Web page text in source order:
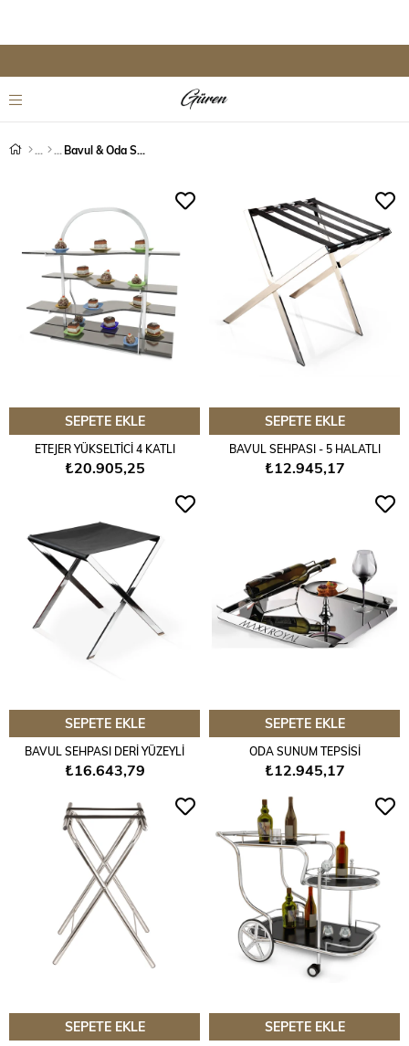
Bavul & Oda Sunum Sehpaları
SEPETE EKLE
ETEJER YÜKSELTİCİ 4 KATLI
₺20.905,25
SEPETE EKLE
BAVUL SEHPASI - 5 HALATLI
₺12.945,17
SEPETE EKLE
BAVUL SEHPASI DERİ YÜZEYLİ
₺16.643,79
SEPETE EKLE
ODA SUNUM TEPSİSİ
₺12.945,17
SEPETE EKLE SEPETE EKLE